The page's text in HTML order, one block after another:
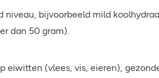
niveau, bijvoorbeeld mild
dan 50 gram).
eiwitten (vlees, vis, eieren),